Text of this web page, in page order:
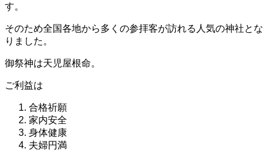
す。
そのため全国各地から多くの参拝客が訪れる人気の神社とな
りました。
御祭神は天児屋根命。
ご利益は
合格祈願
家内安全
身体健康
夫婦円満